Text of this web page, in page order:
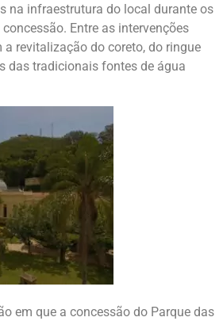
na infraestrutura do local durante os
Entre as intervenções
revitalização do coreto, do ringue
das tradicionais fontes de água
em que a concessão do Parque das